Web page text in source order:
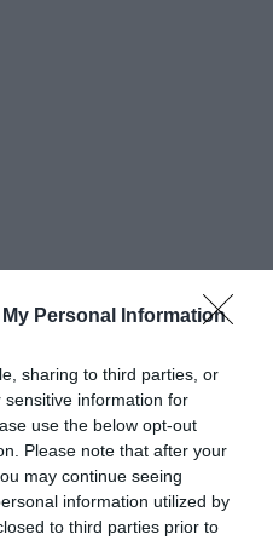
Personal Information
sharing to third parties, or
information for
use the below opt-out
Please note that after your
may continue seeing
information utilized by
to third parties prior to